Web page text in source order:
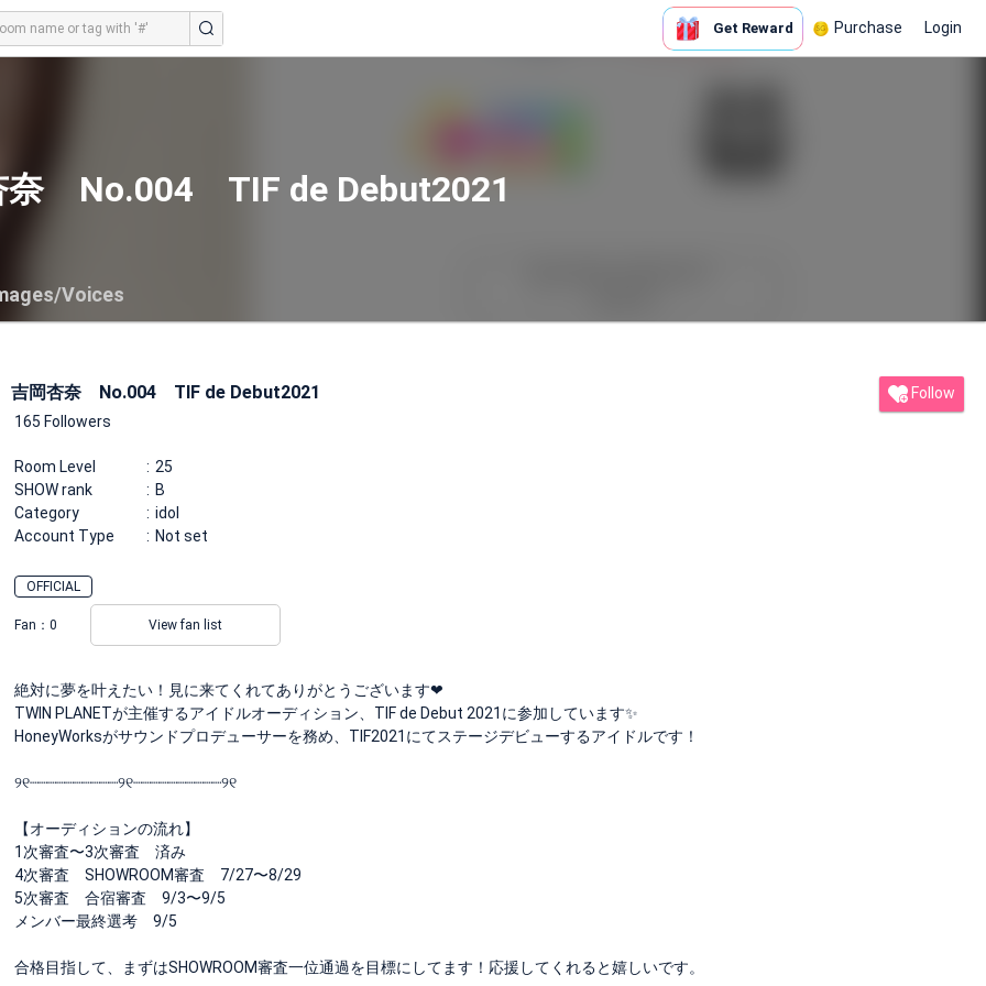
Get Reward Purchase Login
奈 No.004 TIF de Debut2021
Voices
吉岡杏奈 No.004 TIF de Debut2021
165 Followers
Follow
Room Level
25
SHOW rank
B
Category
idol
Account Type
Not set
OFFICIAL
Fan： 0 View fan list
絶対に夢を叶えたい！見に来てくれてありがとうございます❤︎
TWIN PLANETが主催するアイドルオーディション、TIF de Debut 2021に参加しています✨
HoneyWorksがサウンドプロデューサーを務め、TIF2021にてステージデビューするアイドルです！
୨୧┈┈┈┈┈┈┈┈┈┈୨୧┈┈┈┈┈┈┈┈┈┈୨୧
【オーディションの流れ】
1次審査〜3次審査 済み
4次審査 SHOWROOM審査 7/27〜8/29
5次審査 合宿審査 9/3〜9/5
メンバー最終選考 9/5
合格目指して、まずはSHOWROOM審査一位通過を目標にしてます！応援してくれると嬉しいです。